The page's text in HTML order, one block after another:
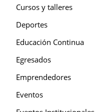
Cursos y talleres
Deportes
Educación Continua
Egresados
Emprendedores
Eventos